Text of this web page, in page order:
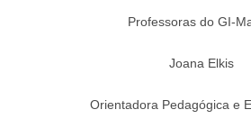
Professoras do GI-
Joana Elkis
Orientadora Pedagógica e